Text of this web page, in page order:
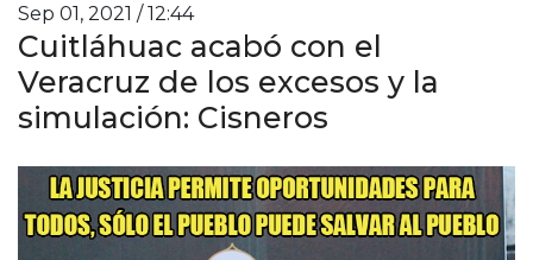
Sep 01, 2021 / 12:44
Cuitláhuac acabó con el
Veracruz de los excesos y la
simulación: Cisneros